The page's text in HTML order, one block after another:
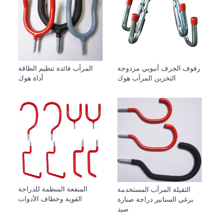
المرآب فائدة تنظيم الطاقة
أداة هوك
رفوف الجرف أنبوبي مزدوجة
التخزين المرآب هوك
المنفعة المنظمة للدراجة
القوية وخطاف الأدوات
الثقيلة المرآب المستخدمة
برغي السنانير دراجة صنارة
صيد